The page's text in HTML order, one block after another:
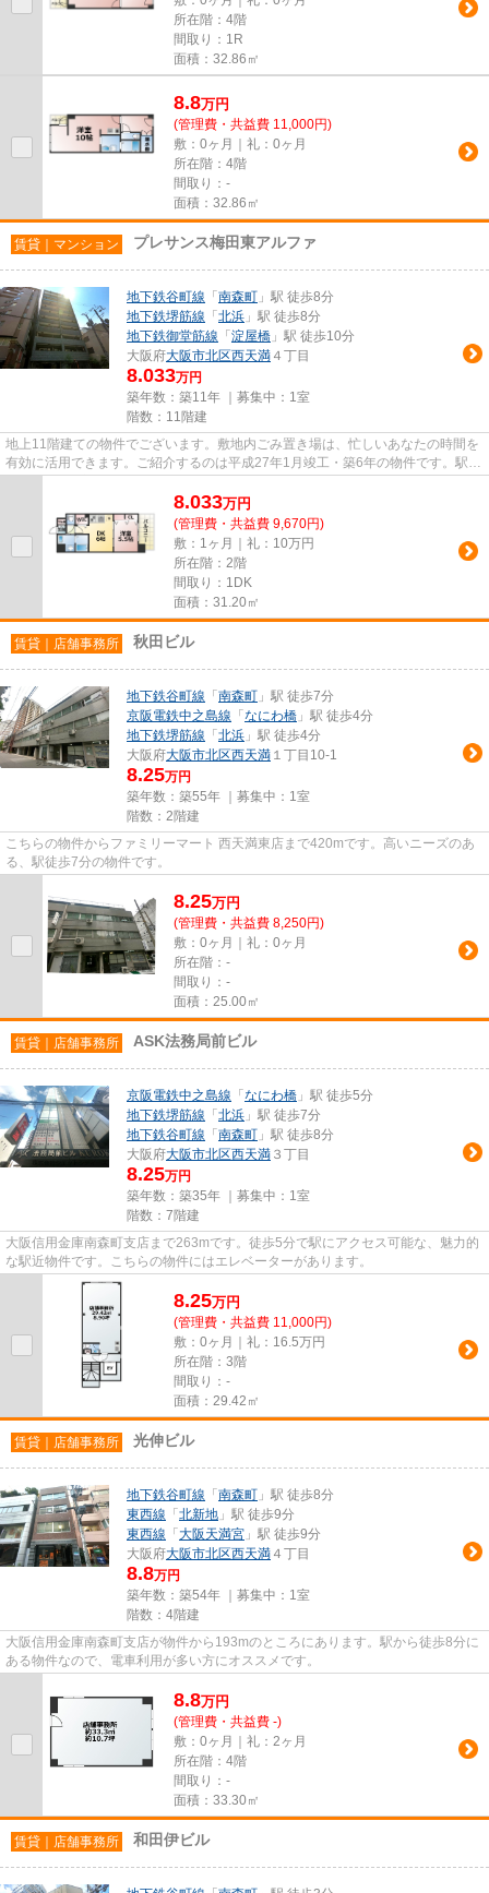
所在階：4階
間取り：1R
面積：32.86㎡
8.8万円
(管理費・共益費 11,000円)
敷：0ヶ月｜礼：0ヶ月
所在階：4階
間取り：-
面積：32.86㎡
賃貸｜マンション プレサンス梅田東アルファ
地下鉄谷町線 「 南森町 」駅 徒歩8分
地下鉄堺筋線 「 北浜 」駅 徒歩8分
地下鉄御堂筋線 「 淀屋橋 」駅 徒歩10分
大阪府大阪市北区西天満 ４丁目
8.033万円
築年数：築11年 ｜募集中： 1室
階数：11階建
地上11階建ての物件でございます。敷地内ごみ置き場は、忙しいあなたの時間を
有効に活用できます。ご紹介するのは平成27年1月竣工・築6年の物件です。駅か
8.033万円
(管理費・共益費 9,670円)
敷：1ヶ月｜礼：10万円
所在階：2階
間取り：1DK
面積：31.20㎡
賃貸｜店舗事務所 秋田ビル
地下鉄谷町線 「 南森町 」駅 徒歩7分
京阪電鉄中之島線 「 なにわ橋 」駅 徒歩4分
地下鉄堺筋線 「 北浜 」駅 徒歩4分
大阪府大阪市北区西天満 １丁目10-1
8.25万円
築年数：築55年 ｜募集中： 1室
階数：2階建
こちらの物件からファミリーマート 西天満東店まで420mです。高いニーズのあ
る、駅徒歩7分の物件です。
8.25万円
(管理費・共益費 8,250円)
敷：0ヶ月｜礼：0ヶ月
所在階：-
間取り：-
面積：25.00㎡
賃貸｜店舗事務所 ASK法務局前ビル
京阪電鉄中之島線 「 なにわ橋 」駅 徒歩5分
地下鉄堺筋線 「 北浜 」駅 徒歩7分
地下鉄谷町線 「 南森町 」駅 徒歩8分
大阪府大阪市北区西天満 ３丁目
8.25万円
築年数：築35年 ｜募集中： 1室
階数：7階建
大阪信用金庫南森町支店まで263mです。徒歩5分で駅にアクセス可能な、魅力的
な駅近物件です。こちらの物件にはエレベーターがあります。
8.25万円
(管理費・共益費 11,000円)
敷：0ヶ月｜礼：16.5万円
所在階：3階
間取り：-
面積：29.42㎡
賃貸｜店舗事務所 光伸ビル
地下鉄谷町線 「 南森町 」駅 徒歩8分
東西線 「 北新地 」駅 徒歩9分
東西線 「 大阪天満宮 」駅 徒歩9分
大阪府大阪市北区西天満 ４丁目
8.8万円
築年数：築54年 ｜募集中： 1室
階数：4階建
大阪信用金庫南森町支店が物件から193mのところにあります。駅から徒歩8分に
ある物件なので、電車利用が多い方にオススメです。
8.8万円
(管理費・共益費 -)
敷：0ヶ月｜礼：2ヶ月
所在階：4階
間取り：-
面積：33.30㎡
賃貸｜店舗事務所 和田伊ビル